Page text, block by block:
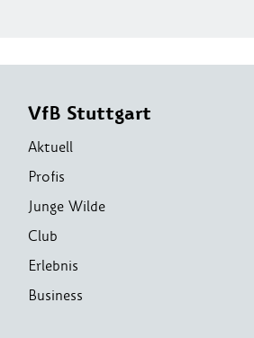
VfB Stuttgart
Aktuell
Profis
Junge Wilde
Club
Erlebnis
Business